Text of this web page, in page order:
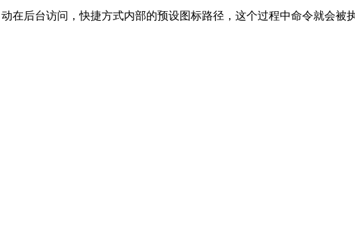
在后台访问，快捷方式内部的预设图标路径，这个过程中命令就会被执